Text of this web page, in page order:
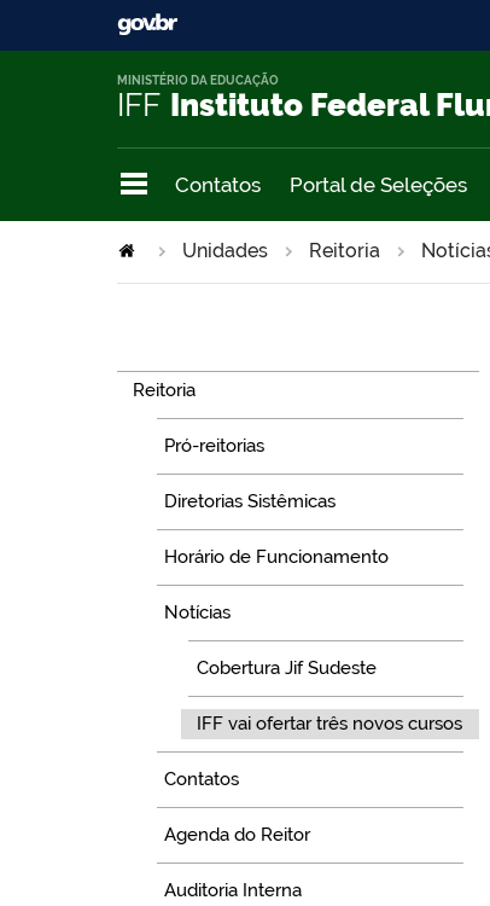
IFF Instituto Federal
MINISTÉRIO DA EDUCAÇÃO
Contatos Portal de Seleções
Unidades Reitoria
Reitoria
Pró-reitorias
Diretorias Sistêmicas
Horário de Funcionamento
Notícias
Cobertura Jif Sudeste
IFF vai ofertar três novos cursos
Contatos
Agenda do Reitor
Auditoria Interna